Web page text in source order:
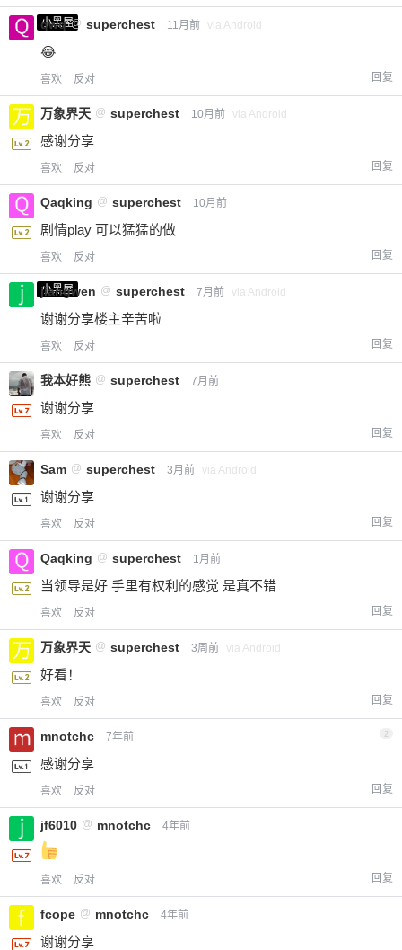
小黑屋
qwq @ superchest 11月前 via Android
😂
喜欢 反对 回复
万象界天 @ superchest 10月前 via Android
感谢分享
喜欢 反对 回复
Qaqking @ superchest 10月前
剧情play 可以猛猛的做
喜欢 反对 回复
小黑屋
jiangwen @ superchest 7月前 via Android
谢谢分享楼主辛苦啦
喜欢 反对 回复
我本好熊 @ superchest 7月前
谢谢分享
喜欢 反对 回复
Sam @ superchest 3月前 via Android
谢谢分享
喜欢 反对 回复
Qaqking @ superchest 1月前
当领导是好 手里有权利的感觉 是真不错
喜欢 反对 回复
万象界天 @ superchest 3周前 via Android
好看！
喜欢 反对 回复
mnotchc 7年前 2
感谢分享
喜欢 反对 回复
jf6010 @ mnotchc 4年前
喜欢 反对 回复
fcope @ mnotchc 4年前
谢谢分享